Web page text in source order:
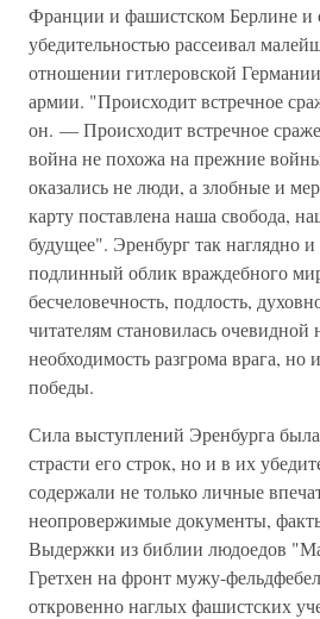
Франции и фашистском Берлине и
убедительностью рассеивал
отношении гитлеровской
армии. "Происходит встречное
он. — Происходит встречное
война не похожа на прежние
оказались не люди, а злобные и
карту поставлена наша свобода,
будущее". Эренбург так наглядно
подлинный облик враждебного
бесчеловечность, подлость,
читателям становилась очевидной
необходимость разгрома врага, но
победы.
Сила выступлений Эренбурга
страсти его строк, но и в их
содержали не только личные
неопровержимые документы,
Выдержки из библии людоедов
Гретхен на фронт мужу-
откровенно наглых фашистских